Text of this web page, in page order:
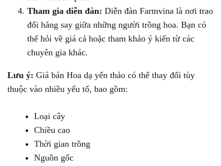
Tham gia diễn đàn: Diễn đàn Farmvina là nơi trao
đổi hăng say giữa những người trồng hoa. Bạn có
thể hỏi về giá cả hoặc tham khảo ý kiến từ các
chuyên gia khác.
Lưu ý: Giá bán Hoa dạ yến thảo có thể thay đổi tùy
thuộc vào nhiều yếu tố, bao gồm:
Loại cây
Chiều cao
Thời gian trồng
Nguồn gốc